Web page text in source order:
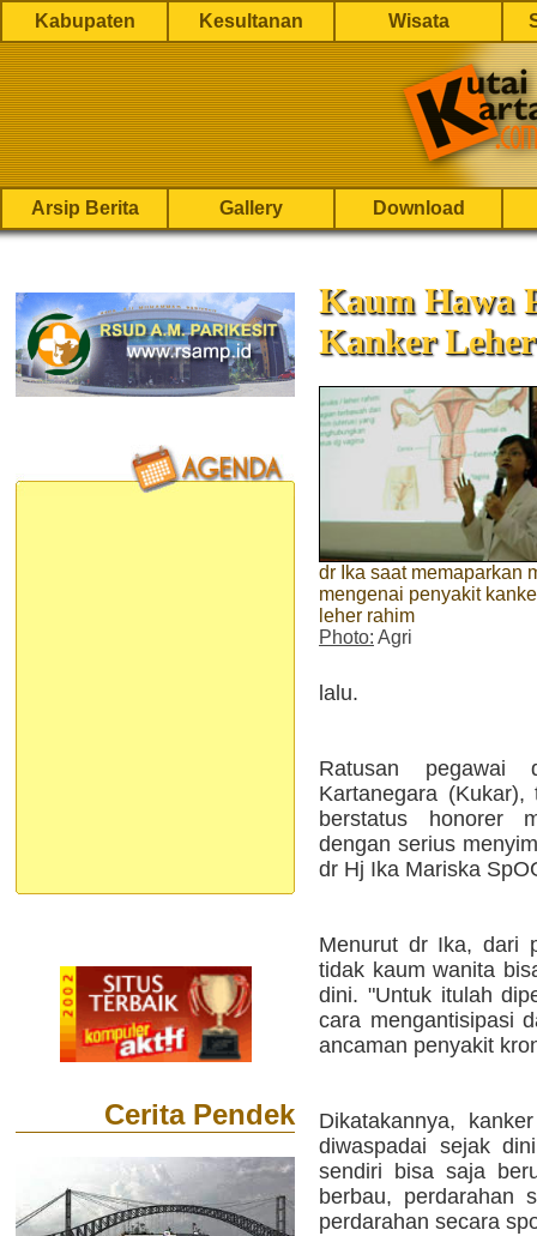
Kabupaten Kesultanan Wisata
Arsip Berita Gallery Download
Cerita Pendek
Kaum Hawa
Kanker
dr Ika saat memaparkan
mengenai penyakit
leher rahim
Photo: Agri
lalu.
Ratusan pegawai
Kartanegara
berstatus honorer
dengan serius
dr Hj Ika Mariska
Menurut dr Ika, dari
tidak kaum wanita
dini. "Untuk itulah
cara mengantisipasi
ancaman penyakit
Dikatakannya,
diwaspadai sejak
sendiri bisa saja
berbau, perdarahan
perdarahan secara